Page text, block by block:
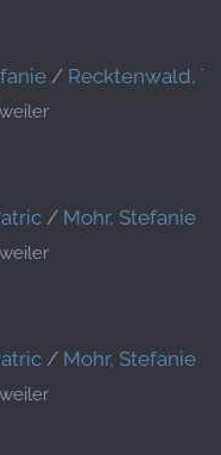
/ Recktenwald,
/ Mohr, Stefanie
/ Mohr, Stefanie